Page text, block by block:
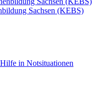
Sachsen (KEBS)
Hilfe in Notsituationen